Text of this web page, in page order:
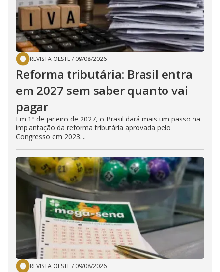
REVISTA OESTE/ 09/08/2026
Reforma tributária: Brasil entra
em 2027 sem saber quanto vai
pagar
Em 1º de janeiro de 2027, o Brasil dará mais um passo na
implantação da reforma tributária aprovada pelo
Congresso em 2023....
REVISTA OESTE/ 09/08/2026